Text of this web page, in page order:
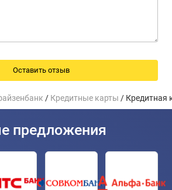
/ Кредитные карты / Кредитная
предложения